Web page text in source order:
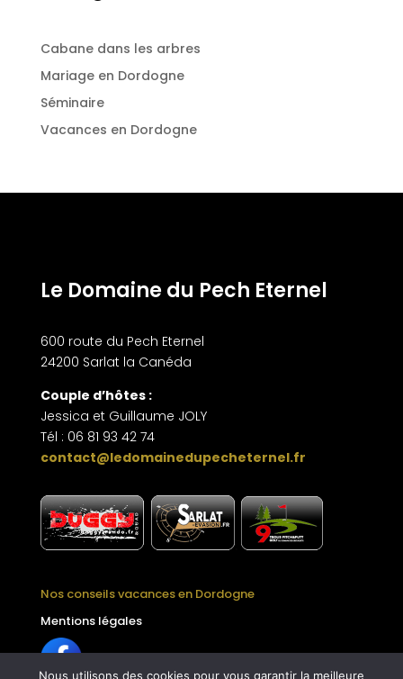
Cabane dans les arbres
Mariage en Dordogne
Séminaire
Vacances en Dordogne
Le Domaine du Pech Eternel
600 route du Pech Eternel
24200 Sarlat la Canéda
Couple d’hôtes :
Jessica et Guillaume JOLY
Tél : 06 81 93 42 74
contact@ledomainedupecheternel.fr
.
Nos conseils vacances en Dordogne
Mentions légales
Nous utilisons des cookies pour vous garantir la meilleure